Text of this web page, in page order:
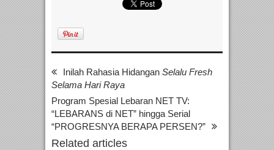
Inilah Rahasia Hidangan Selalu Fresh
Selama Hari Raya
Program Spesial Lebaran NET TV:
“LEBARANS di NET” hingga Serial
“PROGRESNYA BERAPA PERSEN?”
Related articles